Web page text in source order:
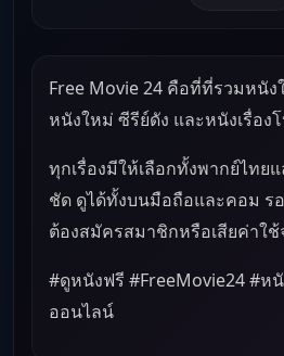
Free Movie 24 คือที่ที่รวมหนัง
หนังใหม่ ซีรีย์ดัง และหนังเรื่อง
ทุกเรื่องมีให้เลือกทั้งพากย์ไทย
ชัด ดูได้ทั้งบนมือถือและคอม ร
ต้องสมัครสมาชิกหรือเสียค่าใช้
#ดูหนังฟรี #FreeMovie24 #ห
ออนไลน์